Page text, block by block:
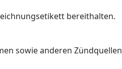
bereithalten.
sowie anderen Zündquellen